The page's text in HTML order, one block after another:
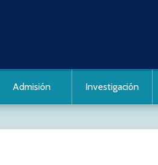
Admisión Investigación